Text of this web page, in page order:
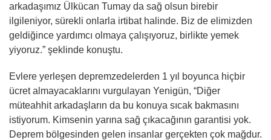
arkadaşımız Ülkücan Tumay da sağ olsun birebir
ilgileniyor, sürekli onlarla irtibat halinde. Biz de elimizden
geldiğince yardımcı olmaya çalışıyoruz, birlikte yemek
yiyoruz.” şeklinde konuştu.
Evlere yerleşen depremzedelerden 1 yıl boyunca hiçbir
ücret almayacaklarını vurgulayan Yenigün, “Diğer
müteahhit arkadaşların da bu konuya sıcak bakmasını
istiyorum. Kimsenin yarına sağ çıkacağının garantisi yok.
Deprem bölgesinden gelen insanlar gerçekten çok mağdur.